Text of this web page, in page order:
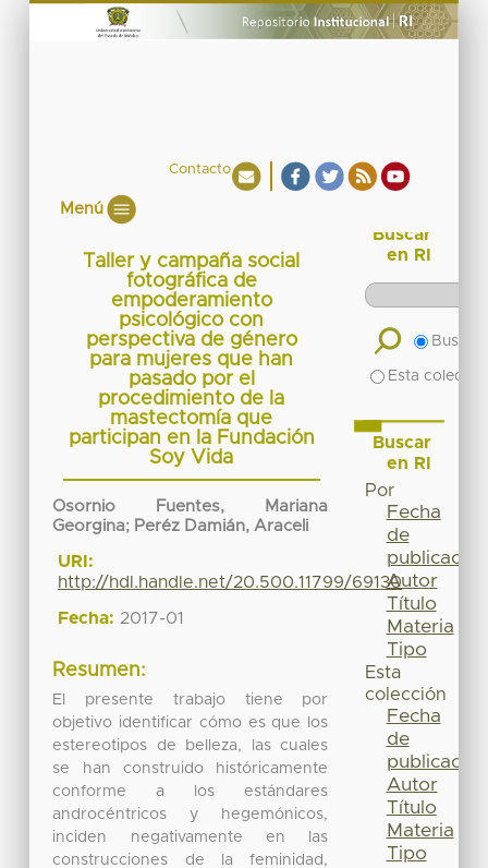
Contacto
Menú
Taller y campaña social
fotográfica de
empoderamiento
psicológico con
perspectiva de género
para mujeres que han
pasado por el
procedimiento de la
mastectomía que
participan en la Fundación
Soy Vida
Osornio Fuentes, Mariana
Georgina; Peréz Damián, Araceli
URI:
http://hdl.handle.net/20.500.11799/69130
Fecha: 2017-01
Resumen:
El presente trabajo tiene por
objetivo identificar cómo es que los
estereotipos de belleza, las cuales
se han construido históricamente
conforme a los estándares
androcéntricos y hegemónicos,
inciden negativamente en las
construcciones de la feminidad,
Buscar
en RI
Buscar
Esta
Buscar
en RI
Por
Fecha
de
publicación
Autor
Título
Materia
Tipo
Esta
colección
Fecha
de
publicación
Autor
Título
Materia
Tipo